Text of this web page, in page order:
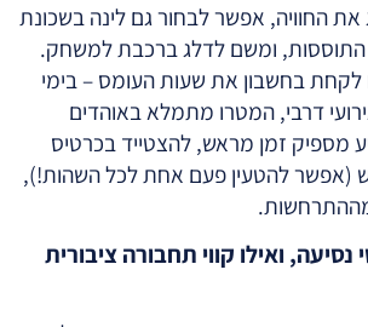
החוויה, אפשר לבחור גם לינה בשכונת
התוססות, ומשם לדלג ברכבת למשחק.
בחשבון את שעות העומס – בימי
דרבי, המטרו מתמלא באוהדים
מספיק זמן מראש, להצטייד בכרטיס
(אפשר להטעין פעם אחת לכל השהות!),
ואילו קווי תחבורה ציבורית